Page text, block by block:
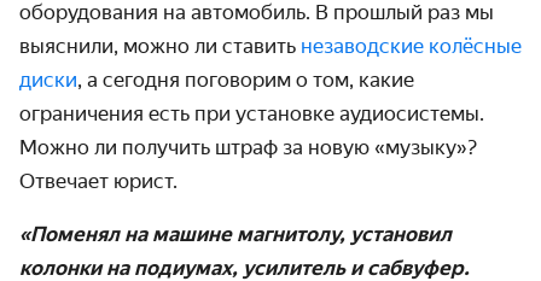
оборудования на автомобиль. В прошлый раз мы
выяснили, можно ли ставить незаводские колёсные
диски, а сегодня поговорим о том, какие
ограничения есть при установке аудиосистемы.
Можно ли получить штраф за новую «музыку»?
Отвечает юрист.
«Поменял на машине магнитолу, установил
колонки на подиумах, усилитель и сабвуфер.